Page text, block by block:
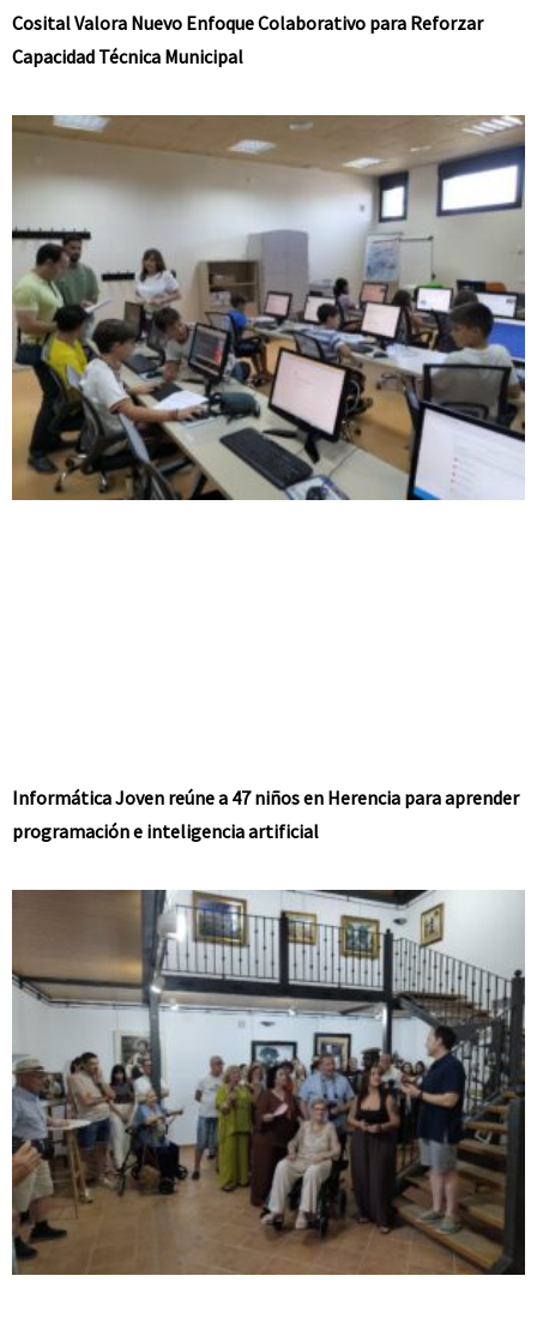
Cosital Valora Nuevo Enfoque Colaborativo para Reforzar
Capacidad Técnica Municipal
Informática Joven reúne a 47 niños en Herencia para aprender
programación e inteligencia artificial